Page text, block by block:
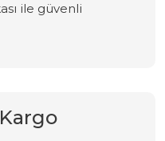
ile güvenli